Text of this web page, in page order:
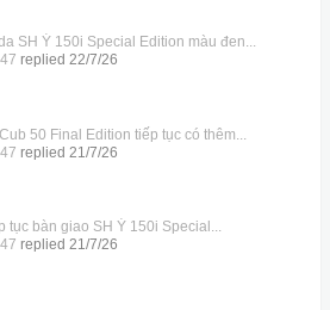
SH Ý 150i Special Edition màu đen...
replied 22/7/26
50 Final Edition tiếp tục có thêm...
replied 21/7/26
tục bàn giao SH Ý 150i Special...
replied 21/7/26